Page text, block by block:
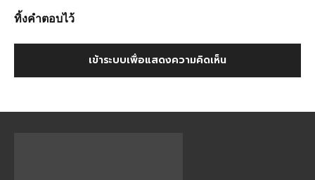
ทิ้งคำตอบไว้
เข้าระบบเพื่อแสดงความคิดเห็น